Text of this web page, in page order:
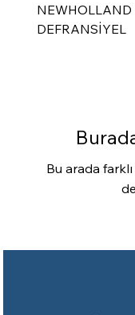
NEWHOLLAND
DEFRANSİYEL
Bu arada